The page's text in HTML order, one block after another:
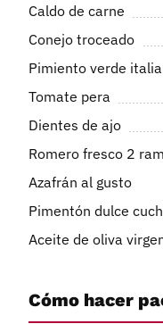
Caldo de carne
Conejo troceado
Pimiento verde
Tomate pera
Dientes de ajo
Romero fresco 2
Azafrán al gusto
Pimentón dulce
Aceite de oliva
Cómo hacer